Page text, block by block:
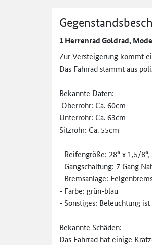
1 Herrenrad Goldrad,
Zur Versteigerung kommt
Das Fahrrad stammt aus
Bekannte Daten:
Oberrohr: Ca. 60cm
Unterrohr: Ca. 63cm
Sitzrohr: Ca. 55cm
- Reifengröße: 28“ x 1,5/
- Gangschaltung: 7 Gang
- Bremsanlage:
- Farbe: grün-blau
- Sonstiges: Beleuchtung
Bekannte Schäden:
Das Fahrrad hat einige